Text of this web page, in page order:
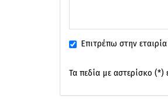
Επιτρέπω στην
Τα πεδία με αστερίσκο